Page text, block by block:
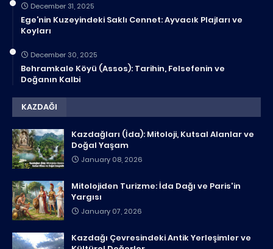
December 31, 2025
Ege’nin Kuzeyindeki Saklı Cennet: Ayvacık Plajları ve
Koyları
December 30, 2025
Behramkale Köyü (Assos): Tarihin, Felsefenin ve
Doğanın Kalbi
KAZDAĞI
Kazdağları (İda): Mitoloji, Kutsal Alanlar ve
Doğal Yaşam
January 08, 2026
Mitolojiden Turizme: İda Dağı ve Paris'in
Yargısı
January 07, 2026
Kazdağı Çevresindeki Antik Yerleşimler ve